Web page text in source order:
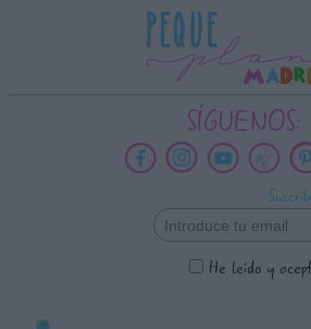
SÍGUENOS:
He leído y
INFORMACION SOBRE LA
PROTECCIÓN DE TUS DATOS
Datos tratados: